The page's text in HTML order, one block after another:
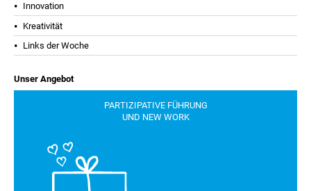
Innovation
Kreativität
Links der Woche
Unser Angebot
PARTIZIPATIVE FÜHRUNG
UND NEW WORK